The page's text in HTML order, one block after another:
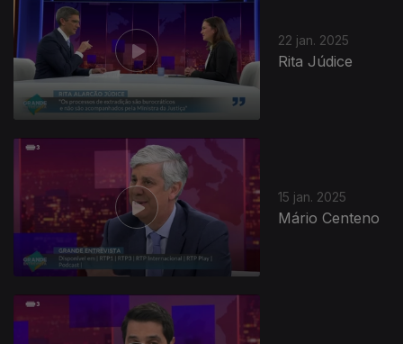
22 jan. 2025
Rita Júdice
15 jan. 2025
Mário Centeno
821361